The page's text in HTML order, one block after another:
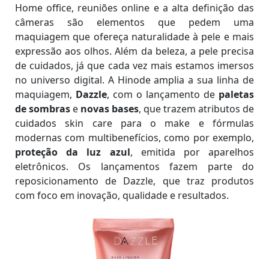
Home office, reuniões online e a alta definição das
câmeras são elementos que pedem uma
maquiagem que ofereça naturalidade à pele e mais
expressão aos olhos. Além da beleza, a pele precisa
de cuidados, já que cada vez mais estamos imersos
no universo digital. A Hinode amplia a sua linha de
maquiagem, Dazzle, com o lançamento de paletas
de sombras e novas bases, que trazem atributos de
cuidados skin care para o make e fórmulas
modernas com multibenefícios, como por exemplo,
proteção da luz azul, emitida por aparelhos
eletrônicos. Os lançamentos fazem parte do
reposicionamento de Dazzle, que traz produtos
com foco em inovação, qualidade e resultados.